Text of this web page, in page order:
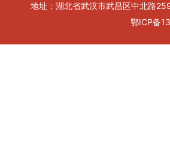
地址：湖北省武汉市武昌区中北
鄂ICP备